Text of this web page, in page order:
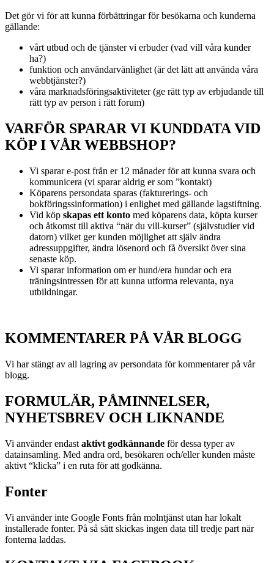
Det gör vi för att kunna förbättringar för besökarna och kunderna
gällande:
vårt utbud och de tjänster vi erbuder (vad vill våra kunder
ha?)
funktion och användarvänlighet (är det lätt att använda våra
webbtjänster?)
våra marknadsföringsaktiviteter (ge rätt typ av erbjudande till
rätt typ av person i rätt forum)
VARFÖR SPARAR VI KUNDDATA VID
KÖP I VÅR WEBBSHOP?
Vi sparar e-post från er 12 månader för att kunna svara och
kommunicera (vi sparar aldrig er som ”kontakt)
Köparens persondata sparas (fakturerings- och
bokföringssinformation) i enlighet med gällande lagstiftning.
Vid köp skapas ett konto med köparens data, köpta kurser
och åtkomst till aktiva “när du vill-kurser” (självstudier vid
datorn) vilket ger kunden möjlighet att själv ändra
adressuppgifter, ändra lösenord och få översikt över sina
senaste köp.
Vi sparar information om er hund/era hundar och era
träningsintressen för att kunna utforma relevanta, nya
utbildningar.
KOMMENTARER PÅ VÅR BLOGG
Vi har stängt av all lagring av persondata för kommentarer på vår
blogg.
FORMULÄR, PÅMINNELSER,
NYHETSBREV OCH LIKNANDE
Vi använder endast aktivt godkännande för dessa typer av
datainsamling. Med andra ord, besökaren och/eller kunden måste
aktivt “klicka” i en ruta för att godkänna.
Fonter
Vi använder inte Google Fonts från molntjänst utan har lokalt
installerade fonter. På så sätt skickas ingen data till tredje part när
fonterna laddas.